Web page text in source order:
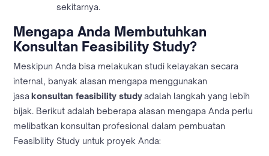
sekitarnya.
Mengapa Anda Membutuhkan
Konsultan Feasibility Study?
Meskipun Anda bisa melakukan studi kelayakan secara
internal, banyak alasan mengapa menggunakan
jasakonsultan feasibility studyadalah langkah yang lebih
bijak. Berikut adalah beberapa alasan mengapa Anda perlu
melibatkan konsultan profesional dalam pembuatan
Feasibility Study untuk proyek Anda: